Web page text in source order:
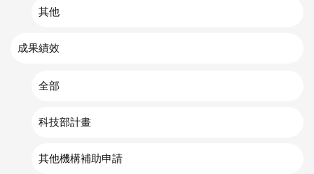
其他
成果績效
全部
科技部計畫
其他機構補助申請